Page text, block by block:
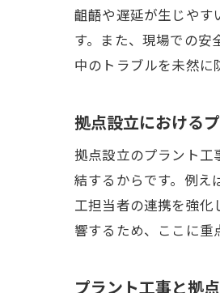
齟齬や遅延が生じやす
す。また、現場での安
中のトラブルを未然に
拠点設立における
拠点設立のプラント工
結するからです。例え
工担当者の連携を強
響するため、ここに重
プラント工事と拠